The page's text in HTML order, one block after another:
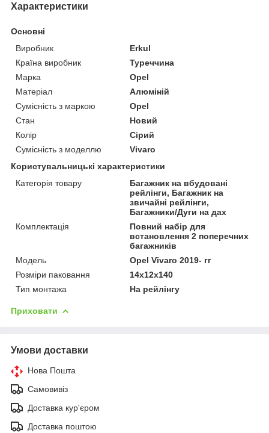
Характеристики
Основні
Виробник
Erkul
Країна виробник
Туреччина
Марка
Opel
Матеріал
Алюміній
Сумісність з маркою
Opel
Стан
Новий
Колір
Сірий
Сумісність з моделлю
Vivaro
Користувальницькі характеристики
Категорія товару
Багажник на вбудовані
рейлінги, Багажник на
звичайні рейлінги,
Багажники/Дуги на дах
Комплектація
Повний набір для
встановлення 2 поперечних
багажників
Мoдель
Opel Vivaro 2019- гг
Розміри паковання
14x12x140
Тип монтажа
На рейлінгу
Приховати
Умови доставки
Нова Пошта
Самовивіз
Доставка кур'єром
Доставка поштою